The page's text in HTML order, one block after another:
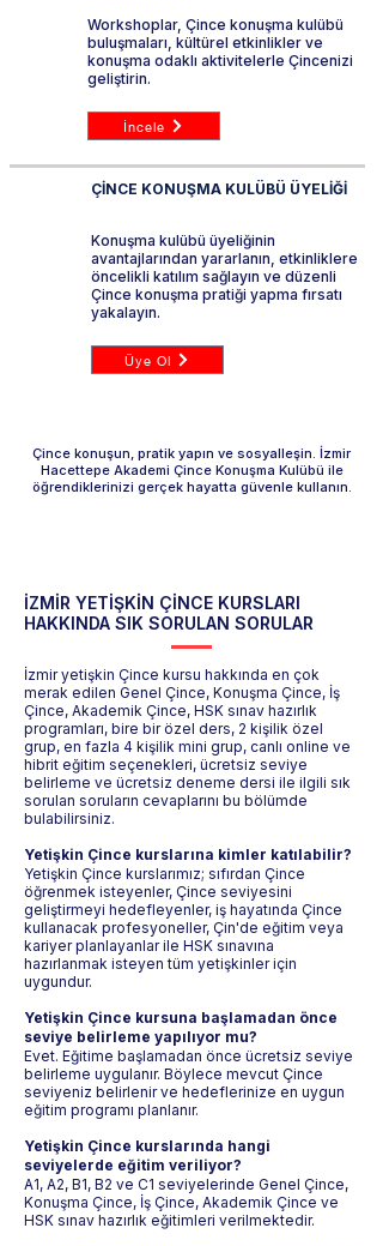
Workshoplar, Çince konuşma kulübü
buluşmaları, kültürel etkinlikler ve
konuşma odaklı aktivitelerle Çincenizi
geliştirin.
İncele
ÇİNCE KONUŞMA KULÜBÜ ÜYELİĞİ
Konuşma kulübü üyeliğinin
avantajlarından yararlanın, etkinliklere
öncelikli katılım sağlayın ve düzenli
Çince konuşma pratiği yapma fırsatı
yakalayın.
Üye Ol
Çince konuşun, pratik yapın ve sosyalleşin. İzmir
Hacettepe Akademi Çince Konuşma Kulübü ile
öğrendiklerinizi gerçek hayatta güvenle kullanın.
İZMİR YETİŞKİN ÇİNCE KURSLARI
HAKKINDA SIK SORULAN SORULAR
İzmir yetişkin Çince kursu hakkında en çok
merak edilen Genel Çince, Konuşma Çince, İş
Çince, Akademik Çince, HSK sınav hazırlık
programları, bire bir özel ders, 2 kişilik özel
grup, en fazla 4 kişilik mini grup, canlı online ve
hibrit eğitim seçenekleri, ücretsiz seviye
belirleme ve ücretsiz deneme dersi ile ilgili sık
sorulan soruların cevaplarını bu bölümde
bulabilirsiniz.
Yetişkin Çince kurslarına kimler katılabilir?
Yetişkin Çince kurslarımız; sıfırdan Çince
öğrenmek isteyenler, Çince seviyesini
geliştirmeyi hedefleyenler, iş hayatında Çince
kullanacak profesyoneller, Çin'de eğitim veya
kariyer planlayanlar ile HSK sınavına
hazırlanmak isteyen tüm yetişkinler için
uygundur.
Yetişkin Çince kursuna başlamadan önce
seviye belirleme yapılıyor mu?
Evet. Eğitime başlamadan önce ücretsiz seviye
belirleme uygulanır. Böylece mevcut Çince
seviyeniz belirlenir ve hedeflerinize en uygun
eğitim programı planlanır.
Yetişkin Çince kurslarında hangi
seviyelerde eğitim veriliyor?
A1, A2, B1, B2 ve C1 seviyelerinde Genel Çince,
Konuşma Çince, İş Çince, Akademik Çince ve
HSK sınav hazırlık eğitimleri verilmektedir.